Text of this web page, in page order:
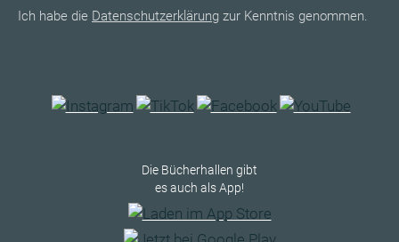
Ich habe die Datenschutzerklärung zur Kenntnis genommen.
Die Bücherhallen gibt
es auch als App!